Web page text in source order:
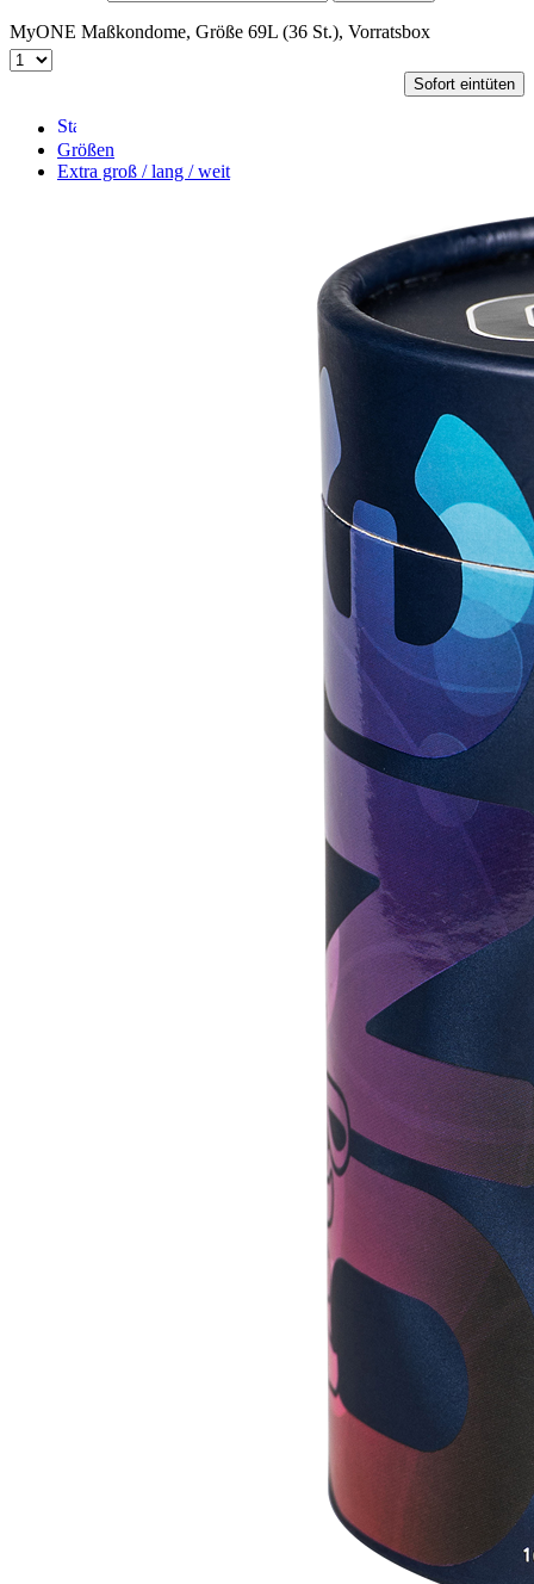
MyONE Maßkondome, Größe 69L (36 St.), Vorratsbox
Sofort eintüten
Größen
Extra groß / lang / weit